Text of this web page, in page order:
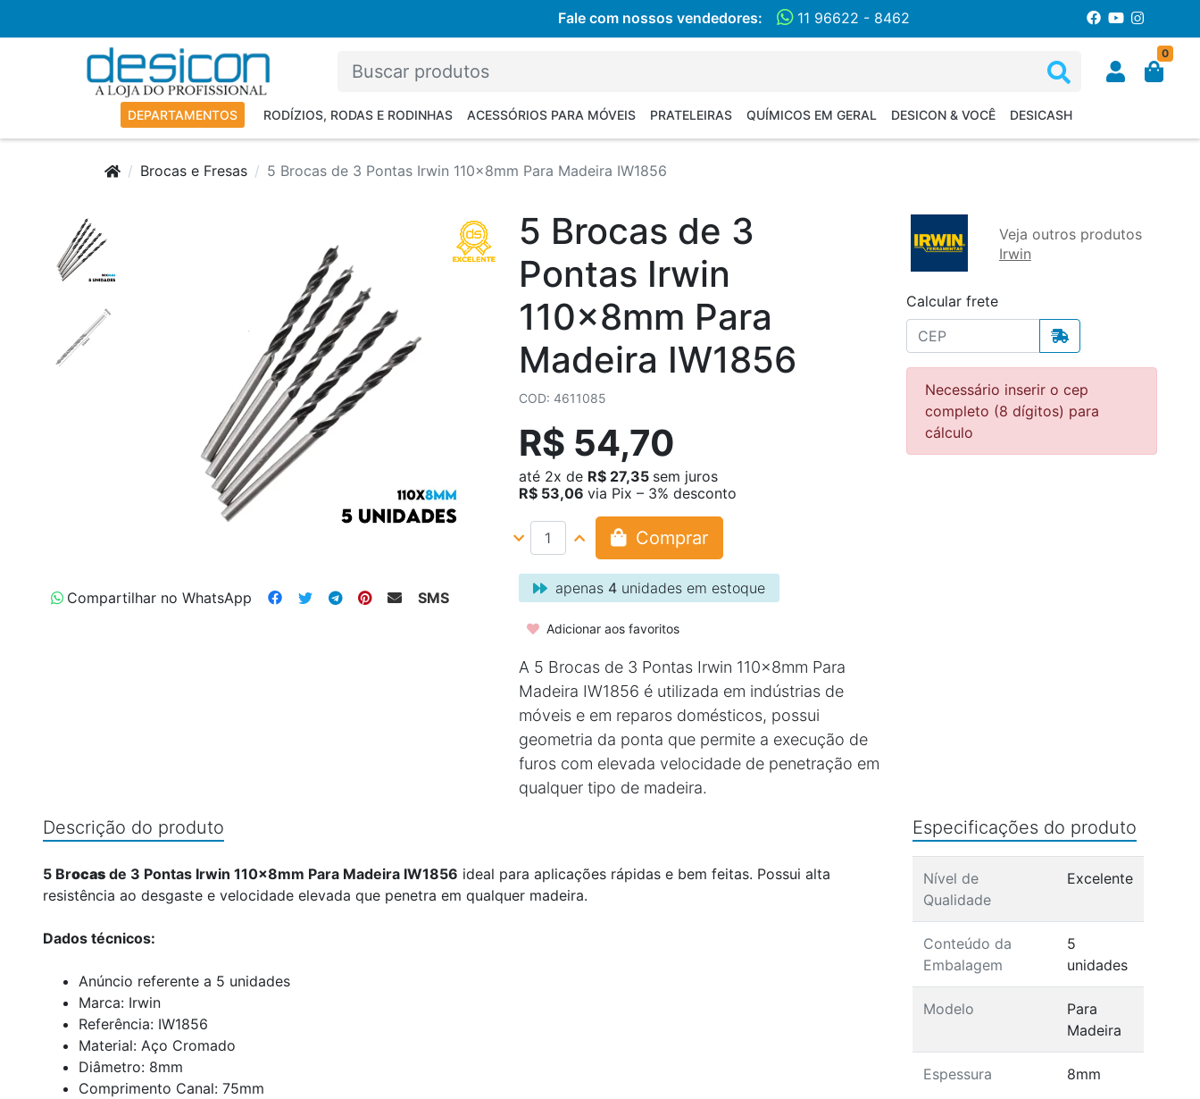
Fale com nossos vendedores: 11 96622 - 8462
0
DEPARTAMENTOS RODÍZIOS, RODAS E RODINHAS ACESSÓRIOS PARA MÓVEIS PRATELEIRAS QUÍMICOS EM GERAL DESICON & VOCÊ DESICASH
Brocas e Fresas 5 Brocas de 3 Pontas Irwin 110x8mm Para Madeira IW1856
Compartilhar no WhatsApp SMS
5 Brocas de 3
Pontas Irwin
110x8mm Para
Madeira IW1856
COD: 4611085
R$ 54,70
até 2x de R$ 27,35 sem juros
R$ 53,06 via Pix – 3% desconto
Comprar
apenas 4unidades em estoque
Adicionar aos favoritos
A 5 Brocas de 3 Pontas Irwin 110x8mm Para
Madeira IW1856 é utilizada em indústrias de
móveis e em reparos domésticos, possui
geometria da ponta que permite a execução de
furos com elevada velocidade de penetração em
qualquer tipo de madeira.
Veja outros produtos
Irwin
Calcular frete
Necessário inserir o cep
completo (8 dígitos) para
cálculo
Descrição do produto
5 Brocas de 3 Pontas Irwin 110x8mm Para Madeira IW1856 ideal para aplicações rápidas e bem feitas. Possui alta
resistência ao desgaste e velocidade elevada que penetra em qualquer madeira.
Dados técnicos:
Anúncio referente a 5 unidades
Marca: Irwin
Referência: IW1856
Material: Aço Cromado
Diâmetro: 8mm
Comprimento Canal: 75mm
Especificações do produto
Nível de
Qualidade
Excelente
Conteúdo da
Embalagem
5
unidades
Modelo
Para
Madeira
Espessura 8mm